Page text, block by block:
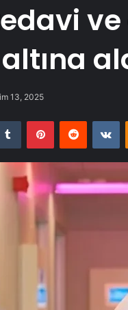
ve
13, 2025
Tumblr PinterestReddit